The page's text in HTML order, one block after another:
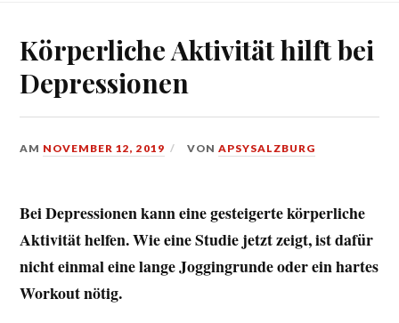
Körperliche Aktivität hilft bei
Depressionen
AM NOVEMBER 12, 2019 VONAPSYSALZBURG
Bei Depressionen kann eine gesteigerte körperliche
Aktivität helfen. Wie eine Studie jetzt zeigt, ist dafür
nicht einmal eine lange Joggingrunde oder ein hartes
Workout nötig.